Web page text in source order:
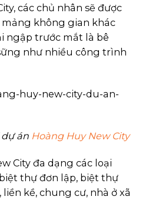
các chủ nhân sẽ được
không gian khác
ngập trước mắt là bê
như nhiều công trình
án Hoàng Huy New City
City đa dạng các loại
thự đơn lập, biệt thự
kề, chung cư, nhà ở xã